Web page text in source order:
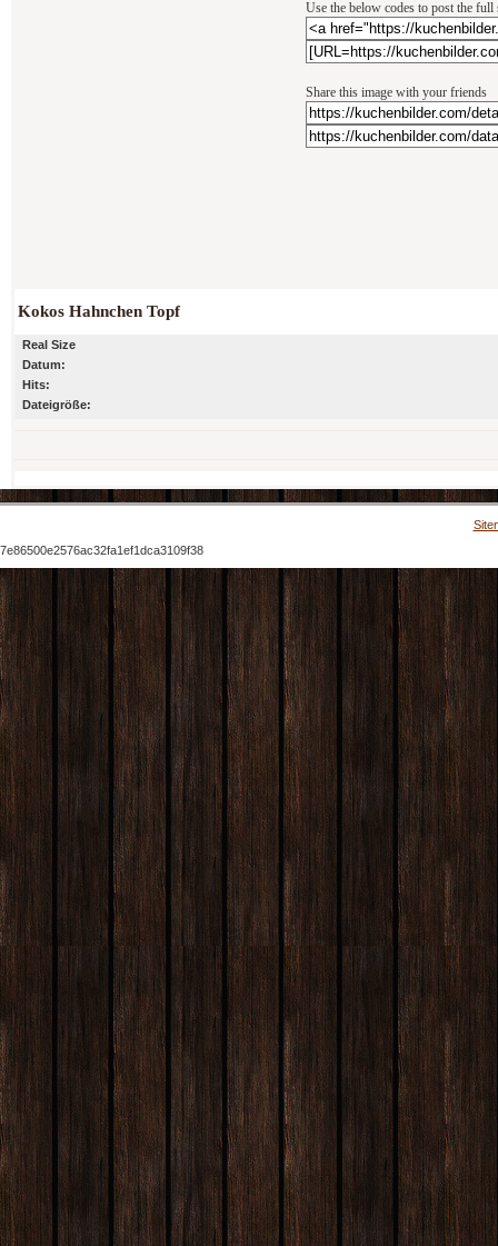
Use the below codes to post the
Share this image with your friends
Kokos Hahnchen Topf
Real Size
Datum:
Hits:
Dateigröße:
7e86500e2576ac32fa1ef1dca3109f38